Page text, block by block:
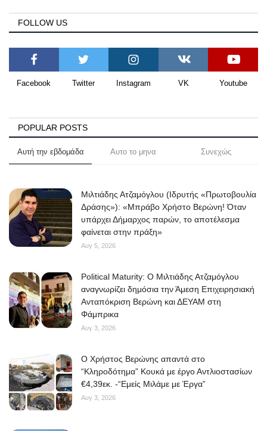
FOLLOW US
Facebook Twitter Instagram VK Youtube
POPULAR POSTS
Αυτή την εβδομάδα Αυτο το μηνα Συνεχώς
Μιλτιάδης Ατζαμόγλου (Ιδρυτής «Πρωτοβουλία
Δράσης»): «Μπράβο Χρήστο Βερώνη! Όταν
υπάρχει Δήμαρχος παρών, το αποτέλεσμα
φαίνεται στην πράξη»
Αυγ 5, 2026
Political Maturity: Ο Μιλτιάδης Ατζαμόγλου
αναγνωρίζει δημόσια την Άμεση Επιχειρησιακή
Ανταπόκριση Βερώνη και ΔΕΥΑΜ στη
Φάμπρικα
Αυγ 3, 2026
O Χρήστος Βερώνης απαντά στο
“Κληροδότημα” Κουκά με έργο Αντλιοστασίων
€4,39εκ. -“Εμείς Μιλάμε με Έργα”
Αυγ 3, 2026